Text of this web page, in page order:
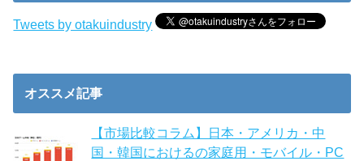
Tweets by otakuindustry
オススメ記事
【市場比較コラム】日本・アメリカ・中
国・韓国におけるの家庭用・モバイル・PC